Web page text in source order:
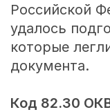
Российской
удалось
которые
документа.
Код 82.30